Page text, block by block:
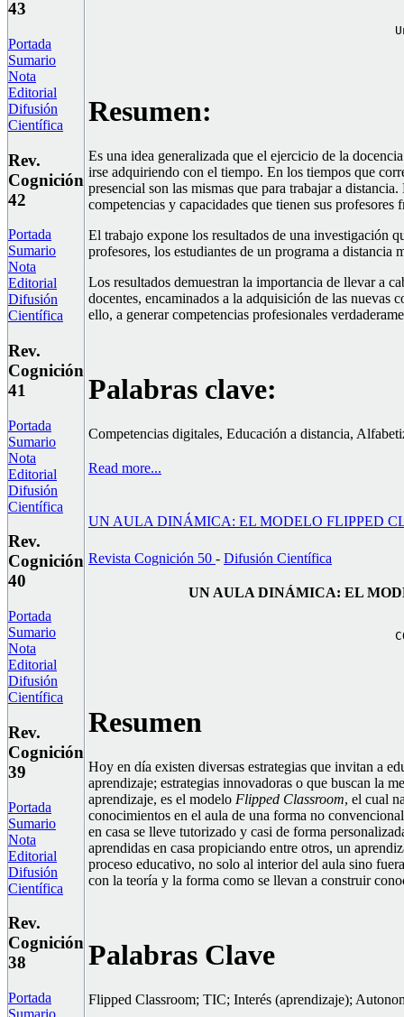
43
Portada
Sumario
Nota
Editorial
Difusión
Científica
Rev.
Cognición
42
Portada
Sumario
Nota
Editorial
Difusión
Científica
Rev.
Cognición
41
Portada
Sumario
Nota
Editorial
Difusión
Científica
Rev.
Cognición
40
Portada
Sumario
Nota
Editorial
Difusión
Científica
Rev.
Cognición
39
Portada
Sumario
Nota
Editorial
Difusión
Científica
Rev.
Cognición
38
Portada
Sumario
Resumen:
Es una idea generalizada que el ejercicio de la
irse adquiriendo con el tiempo. En los tiempos que
presencial son las mismas que para trabajar a
competencias y capacidades que tienen sus
El trabajo expone los resultados de una investigación
profesores, los estudiantes de un programa a distancia
Los resultados demuestran la importancia de llevar a
docentes, encaminados a la adquisición de las nuevas
ello, a generar competencias profesionales
Palabras clave:
Competencias digitales, Educación a distancia,
Read more...
UN AULA DINÁMICA: EL MODELO FLIPPED
Revista Cognición 50 - Difusión Científica
UN AULA DINÁMICA: EL
Resumen
Hoy en día existen diversas estrategias que invitan a
aprendizaje; estrategias innovadoras o que buscan la
aprendizaje, es el modelo Flipped Classroom, el cual
conocimientos en el aula de una forma no
en casa se lleve tutorizado y casi de forma
aprendidas en casa propiciando entre otros, un
proceso educativo, no solo al interior del aula sino
con la teoría y la forma como se llevan a construir
Palabras Clave
Flipped Classroom; TIC; Interés (aprendizaje);